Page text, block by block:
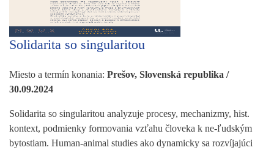
Solidarita so singularitou
Miesto a termín konania: Prešov, Slovenská republika /
30.09.2024
Solidarita so singularitou analyzuje procesy, mechanizmy, hist.
kontext, podmienky formovania vzťahu človeka k ne-ľudským
bytostiam. Human-animal studies ako dynamicky sa rozvíjajúci